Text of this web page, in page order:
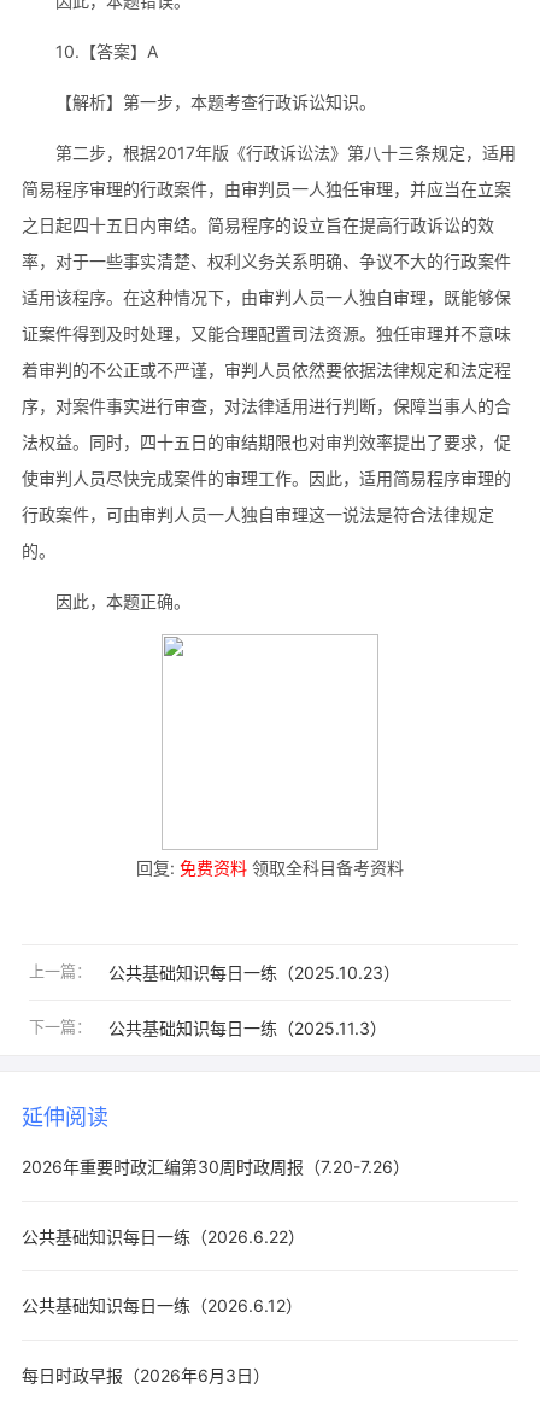
10.【答案】A
【解析】第一步，本题考查行政诉讼知识。
第二步，根据2017年版《行政诉讼法》第八十三条规定，适用
简易程序审理的行政案件，由审判员一人独任审理，并应当在立案
之日起四十五日内审结。简易程序的设立旨在提高行政诉讼的效
率，对于一些事实清楚、权利义务关系明确、争议不大的行政案件
适用该程序。在这种情况下，由审判人员一人独自审理，既能够保
证案件得到及时处理，又能合理配置司法资源。独任审理并不意味
着审判的不公正或不严谨，审判人员依然要依据法律规定和法定程
序，对案件事实进行审查，对法律适用进行判断，保障当事人的合
法权益。同时，四十五日的审结期限也对审判效率提出了要求，促
使审判人员尽快完成案件的审理工作。因此，适用简易程序审理的
行政案件，可由审判人员一人独自审理这一说法是符合法律规定
的。
因此，本题正确。
回复: 免费资料 领取全科目备考资料
上一篇： 公共基础知识每日一练（2025.10.23）
下一篇： 公共基础知识每日一练（2025.11.3）
延伸阅读
2026年重要时政汇编第30周时政周报（7.20-7.26）
公共基础知识每日一练（2026.6.22）
公共基础知识每日一练（2026.6.12）
每日时政早报（2026年6月3日）